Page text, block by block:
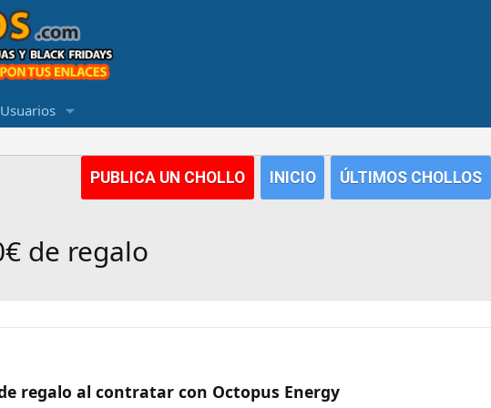
Usuarios
PUBLICA UN CHOLLO INICIO ÚLTIMOS CHOLLOS
de regalo
regalo al contratar con Octopus Energy